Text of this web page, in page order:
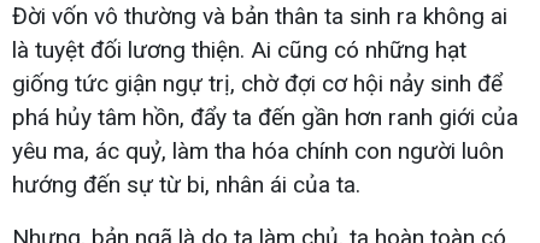
Đời vốn vô thường và bản thân ta sinh ra không ai
là tuyệt đối lương thiện. Ai cũng có những hạt
giống tức giận ngự trị, chờ đợi cơ hội nảy sinh để
phá hủy tâm hồn, đẩy ta đến gần hơn ranh giới của
yêu ma, ác quỷ, làm tha hóa chính con người luôn
hướng đến sự từ bi, nhân ái của ta.
Nhưng, bản ngã là do ta làm chủ, ta hoàn toàn có